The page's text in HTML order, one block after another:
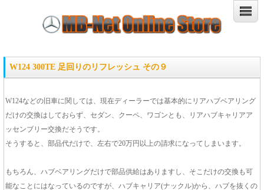
W124 300TE 足回りのリフレッシュ その９
W124などの旧車に関しては、現在ディーラーでは基本的にリアハブベアリング
だけの交換はしておらず、セダン、クーペ、ワゴンとも、リアハブキャリアア
ッセンブリー交換だそうです。
そうすると、部品代だけで、左右で20万円以上の請求になってしまいます。
もちろん、ハブベアリングだけで部品供給はありますし、そこだけの交換も可
能なことにはなっているのですが、ハブキャリア(ナックル)から、ハブを抜くの